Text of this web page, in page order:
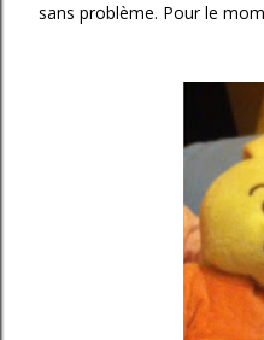
sans problème. Pour le